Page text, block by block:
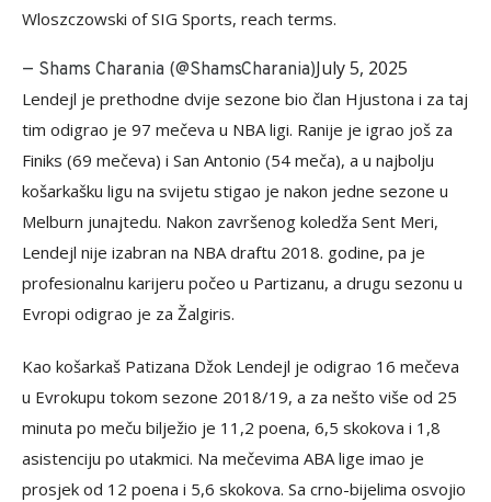
Wloszczowski of SIG Sports, reach terms.
— Shams Charania (@ShamsCharania)July 5, 2025
Lendejl je prethodne dvije sezone bio član Hjustona i za taj
tim odigrao je 97 mečeva u NBA ligi. Ranije je igrao još za
Finiks (69 mečeva) i San Antonio (54 meča), a u najbolju
košarkašku ligu na svijetu stigao je nakon jedne sezone u
Melburn junajtedu. Nakon završenog koledža Sent Meri,
Lendejl nije izabran na NBA draftu 2018. godine, pa je
profesionalnu karijeru počeo u Partizanu, a drugu sezonu u
Evropi odigrao je za Žalgiris.
Kao košarkaš Patizana Džok Lendejl je odigrao 16 mečeva
u Evrokupu tokom sezone 2018/19, a za nešto više od 25
minuta po meču bilježio je 11,2 poena, 6,5 skokova i 1,8
asistenciju po utakmici. Na mečevima ABA lige imao je
prosjek od 12 poena i 5,6 skokova. Sa crno-bijelima osvojio